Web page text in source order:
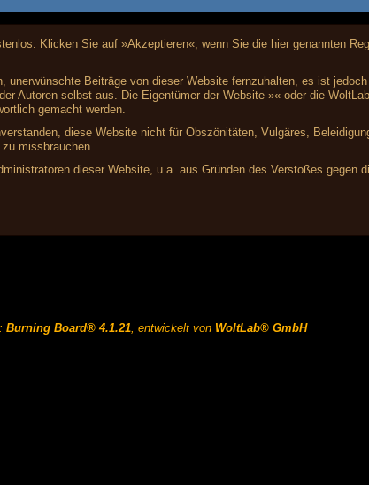
Klicken Sie auf »Akzeptieren«, wenn Sie die hier genannten
unerwünschte Beiträge von dieser Website fernzuhalten, es ist
Autoren selbst aus. Die Eigentümer der Website »« oder die
gemacht werden.
diese Website nicht für Obszönitäten, Vulgäres,
missbrauchen.
dieser Website, u.a. aus Gründen des Verstoßes gegen
Burning Board® 4.1.21, entwickelt von WoltLab® GmbH